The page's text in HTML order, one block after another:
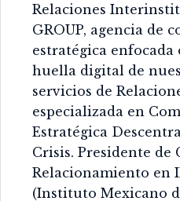
Relaciones
GROUP, agencia de
estratégica
huella digital de
servicios de
especializada en
Estratégica
Crisis. Presidente de
Relacionamiento en
(Instituto Mexicano